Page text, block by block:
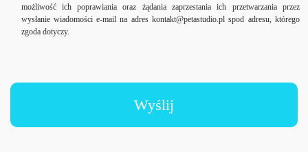
możliwość ich poprawiania oraz żądania zaprzestania ich przetwarzania przez
wysłanie wiadomości e-mail na adres kontakt@petastudio.pl spod adresu, którego
zgoda dotyczy.
Wyślij